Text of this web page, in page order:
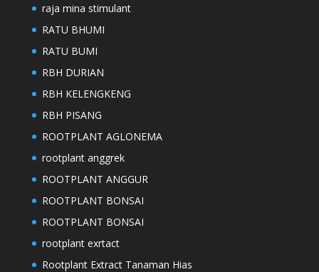
raja mina stimulant
RATU BHUMI
RATU BUMI
RBH DURIAN
RBH KELENGKENG
RBH PISANG
ROOTPLANT AGLONEMA
rootplant anggrek
ROOTPLANT ANGGUR
ROOTPLANT BONSAI
ROOTPLANT BONSAI
rootplant exrtact
Rootplant Extract Tanaman Hias